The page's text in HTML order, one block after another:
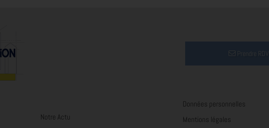
Prendre RDV
Notre Actu
Données personnelles
Mentions légales